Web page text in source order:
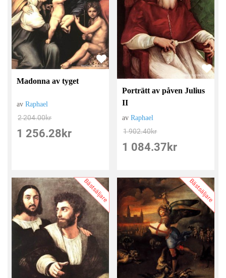
Madonna av tyget
avRaphael
2 204.00kr
1 256.28 kr
Porträtt av påven Julius
II
avRaphael
1 902.40kr
1 084.37 kr
Bästsäljare Bästsäljare